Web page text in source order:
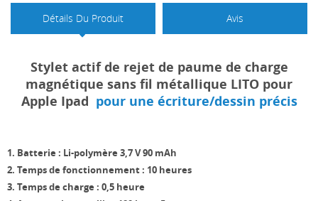
Détails Du Produit Avis
Stylet actif de rejet de paume de charge
magnétique sans fil métallique LITO pour
Apple Ipad pour une écriture/dessin précis
1. Batterie : Li-polymère 3,7 V 90 mAh
2. Temps de fonctionnement : 10 heures
3. Temps de charge : 0,5 heure